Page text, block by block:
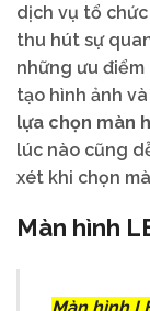
dịch vụ tổ
thu hút sự
những ưu
tạo hình ảnh
lựa chọn màn
lúc nào cũng
xét khi chọn
Màn hình
Màn hình